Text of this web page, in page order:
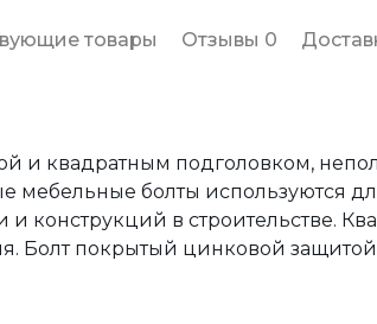
товары Отзывы 0
и квадратным подголовком,
мебельные болты используются
конструкций в строительстве.
Болт покрытый цинковой